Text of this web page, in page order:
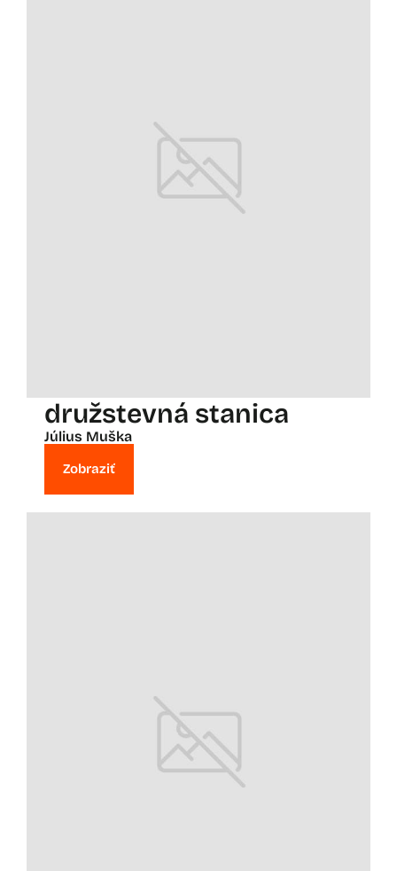
družstevná stanica
Július Muška
Zobraziť